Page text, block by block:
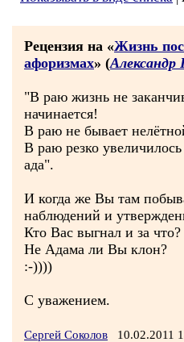
Рецензия на «Жизнь
афоризмах» (Александр
"В раю жизнь не
начинается!
В раю не бывает
В раю резко
ада".
И когда же Вы там
наблюдений и
Кто Вас выгнал и за что?
Не Адама ли Вы клон?
:-))))
С уважением.
Сергей Соколов 10.02.2011